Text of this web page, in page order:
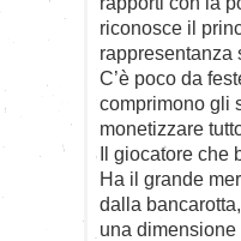
riconosce il
rappresentanza
C’è poco da
comprimono gli
monetizzare
Il giocatore che
Ha il grande
dalla
una